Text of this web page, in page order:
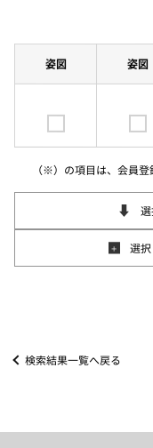
姿図 姿図
（※）の項目は、会員登
選
選択
検索結果一覧へ戻る